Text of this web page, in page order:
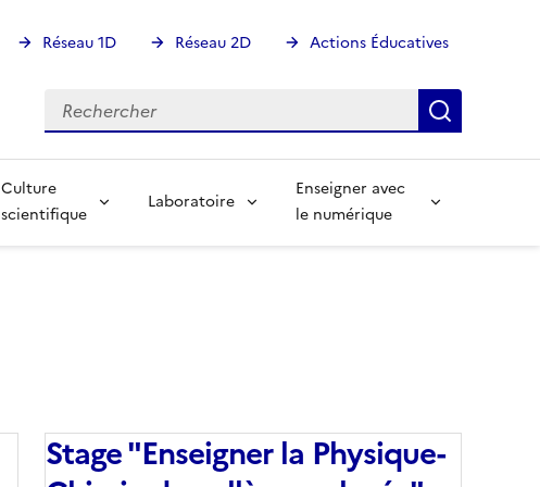
Réseau 1D Réseau 2D Actions Éducatives
Rechercher
Rechercher
Culture
scientifique
Laboratoire
Enseigner avec
le numérique
Stage "Enseigner la Physique-